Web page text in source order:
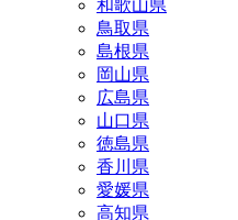
和歌山県
鳥取県
島根県
岡山県
広島県
山口県
徳島県
香川県
愛媛県
高知県